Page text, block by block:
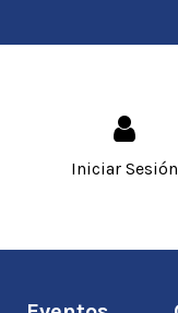
Iniciar Sesión